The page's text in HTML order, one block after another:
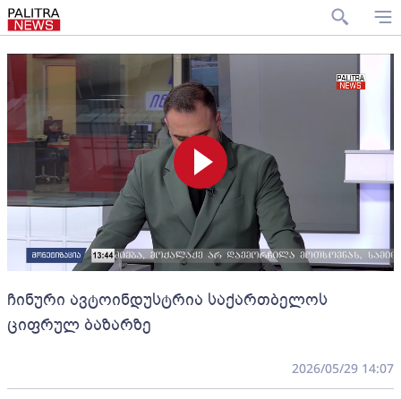
ჩინური ავტოინდუსტრია საქართბელოს
ციფრულ ბაზარზე
2026/05/29 14:07